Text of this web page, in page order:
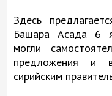
Здесь
Башара Асада 6
могли
предложения и
сирийским